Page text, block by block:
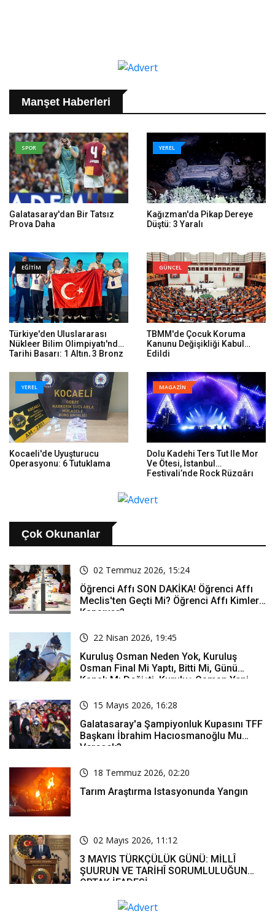
Manşet Haberleri
SPOR
Galatasaray'dan Bir Tatsız
Prova Daha
YEREL
Kağızman'da Pikap Dereye
Düştü: 3 Yaralı
EĞİTİM
Türkiye'den Uluslararası
Nükleer Bilim Olimpiyatı'nda
Tarihi Başarı: 1 Altın, 3 Bronz
GÜNCEL
TBMM'de Çocuk Koruma
Kanunu Değişikliği Kabul
Edildi
YEREL
Kocaeli'de Uyuşturucu
Operasyonu: 6 Tutuklama
MAGAZİN
Dolu Kadehi Ters Tut Ile Mor
Ve Ötesi, İstanbul
Festivali’nde Rock Rüzgârı
Çok Okunanlar
02 Temmuz 2026, 15:24
Öğrenci Affı SON DAKİKA! Öğrenci Affı
Meclis'ten Geçti Mi? Öğrenci Affı Kimleri
Kapsıyor?
22 Nisan 2026, 19:45
Kuruluş Osman Neden Yok, Kuruluş
Osman Final Mi Yaptı, Bitti Mi, Günü
Kanalı Mı Değişti, Kuruluş Osman Yeni
15 Mayıs 2026, 16:28
Galatasaray'a Şampiyonluk Kupasını TFF
Başkanı İbrahim Hacıosmanoğlu Mu
Verecek?
18 Temmuz 2026, 02:20
Tarım Araştırma Istasyonunda Yangın
02 Mayıs 2026, 11:12
3 MAYIS TÜRKÇÜLÜK GÜNÜ: MİLLÎ
ŞUURUN VE TARİHÎ SORUMLULUĞUN
ORTAK İFADESİ